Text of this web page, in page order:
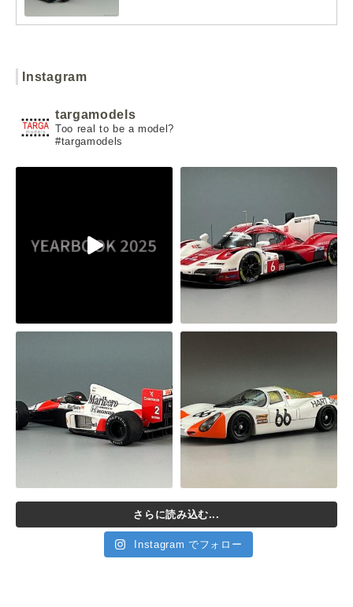
Instagram
targamodels
Too real to be a model?
#targamodels
さらに読み込む...
Instagram でフォロー